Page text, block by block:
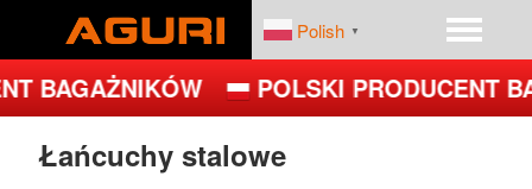
START
PRODUKTY
Polish ▼
BAGAŻNIKÓW POLSKI PRODUCENT
Łańcuchy stalowe